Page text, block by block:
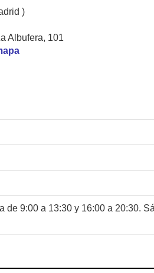
)
Albufera, 101
de 9:00 a 13:30 y 16:00 a 20:30.